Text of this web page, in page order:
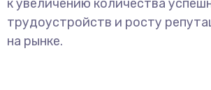
к увеличению количества
трудоустройств и росту
на рынке.